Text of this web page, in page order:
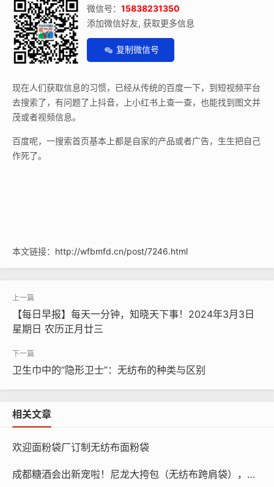
微信号： 15838231350
添加微信好友, 获取更多信息
复制微信号
现在人们获取信息的习惯，已经从传统的百度一下，到短视频平台
去搜索了，有问题了上抖音，上小红书上查一查，也能找到图文并
茂或者视频信息。
百度呢，一搜索首页基本上都是自家的产品或者广告，生生把自己
作死了。
本文链接： http://wfbmfd.cn/post/7246.html
【每日早报】每天一分钟，知晓天下事！2024年3月3日
星期日 农历正月廿三
卫生巾中的“隐形卫士”：无纺布的种类与区别
相关文章
欢迎面粉袋厂订制无纺布面粉袋
成都糖酒会出新宠啦！尼龙大挎包（无纺布跨肩袋），你背了没？